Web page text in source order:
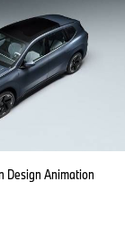
Design Animation